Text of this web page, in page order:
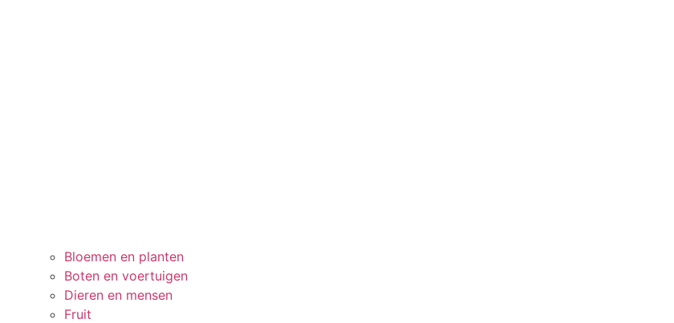
Bloemen en planten
Boten en voertuigen
Dieren en mensen
Fruit